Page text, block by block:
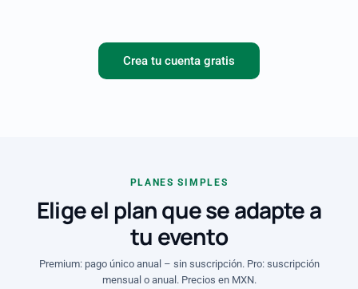
Crea tu cuenta gratis
PLANES SIMPLES
Elige el plan que se adapte a
tu evento
Premium: pago único anual – sin suscripción. Pro: suscripción
mensual o anual. Precios en MXN.